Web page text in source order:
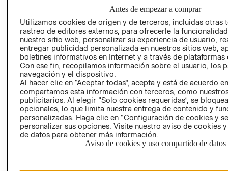
PROGRAMA DE
Y ÉTICA (INGLÉS)
COMERCIO - SIC
PETICIONES
QUEJAS Y
RECLAMOS
Colombia ($)
CAMBIAR REGIÓN
Antes de empezar a comprar
Utilizamos cookies de origen y de terceros, incluidas otras
rastreo de editores externos, para ofrecerle la
nuestro sitio web, personalizar su experiencia de usuario,
entregar publicidad personalizada en nuestros sitios web,
boletines informativos en Internet y a través de plataformas
Con ese fin, recopilamos información sobre el usuario, los
navegación y el dispositivo.
Al hacer clic en “Aceptar todas”, acepta y está de acuerdo
compartamos esta información con terceros, como
publicitarios. Al elegir “Solo cookies requeridas”, se
opcionales, lo que limita nuestra entrega de contenido y
personalizadas. Haga clic en “Configuración de cookies y
personalizar sus opciones. Visite nuestro aviso de cookies
de datos para obtener más información.
Aviso de cookies y uso compartido de datos